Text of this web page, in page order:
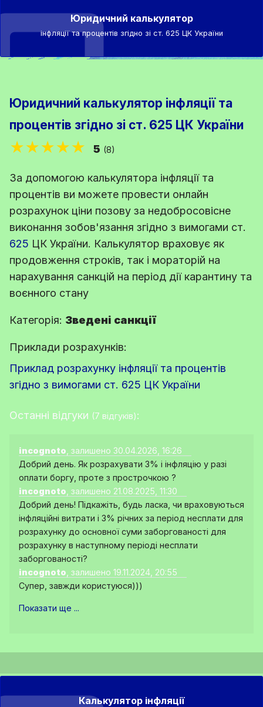
Юридичний калькулятор
інфляції та процентів згідно зі ст. 625 ЦК України
Юридичний калькулятор інфляції та
процентів згідно зі ст. 625 ЦК України
★★★★★ 5 (8)
За допомогою калькулятора інфляції та
процентів ви можете провести онлайн
розрахунок ціни позову за недобросовісне
виконання зобов'язання згідно з вимогами ст.
625 ЦК України. Калькулятор враховує як
продовження строків, так і мораторій на
нарахування санкцій на період дії карантину та
воєнного стану
Категорія: Зведені санкції
Приклади розрахунків:
Приклад розрахунку інфляції та процентів
згідно з вимогами ст. 625 ЦК України
Останні відгуки (7 відгуків):
incognoto , залишено 30.04.2026, 16:26
Добрий день. Як розрахувати 3% і інфляцію у разі
оплати боргу, проте з прострочкою ?
incognoto , залишено 21.08.2025, 11:30
Добрий день! Підкажіть, будь ласка, чи враховуються
інфляційні витрати і 3% річних за період несплати для
розрахунку до основної суми заборгованості для
розрахунку в наступному періоді несплати
заборгованості?
incognoto , залишено 19.11.2024, 20:55
Супер, завжди користуюся)))
Показати ще ...
Калькулятор інфляції